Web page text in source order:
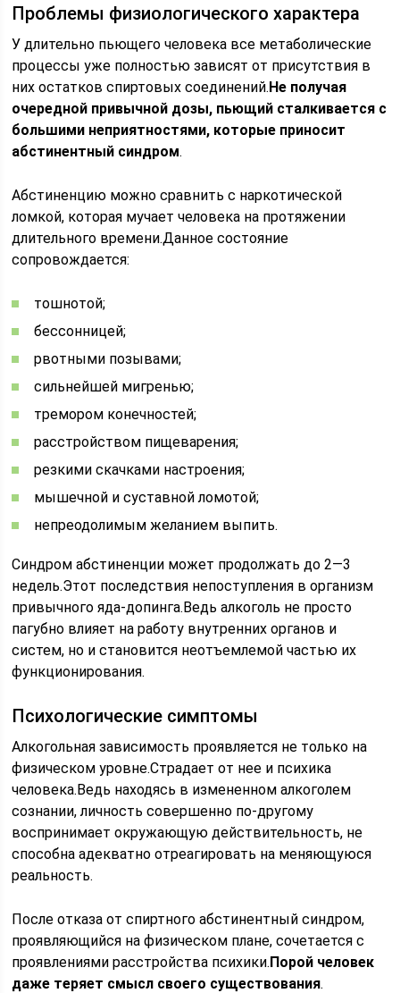
Проблемы физиологического характера
У длительно пьющего человека все метаболические
процессы уже полностью зависят от присутствия в
них остатков спиртовых соединений.Не получая
очередной привычной дозы, пьющий сталкивается с
большими неприятностями, которые приносит
абстинентный синдром.
Абстиненцию можно сравнить с наркотической
ломкой, которая мучает человека на протяжении
длительного времени.Данное состояние
сопровождается:
тошнотой;
бессонницей;
рвотными позывами;
сильнейшей мигренью;
тремором конечностей;
расстройством пищеварения;
резкими скачками настроения;
мышечной и суставной ломотой;
непреодолимым желанием выпить.
Синдром абстиненции может продолжать до 2—3
недель.Этот последствия непоступления в организм
привычного яда-допинга.Ведь алкоголь не просто
пагубно влияет на работу внутренних органов и
систем, но и становится неотъемлемой частью их
функционирования.
Психологические симптомы
Алкогольная зависимость проявляется не только на
физическом уровне.Страдает от нее и психика
человека.Ведь находясь в измененном алкоголем
сознании, личность совершенно по-другому
воспринимает окружающую действительность, не
способна адекватно отреагировать на меняющуюся
реальность.
После отказа от спиртного абстинентный синдром,
проявляющийся на физическом плане, сочетается с
проявлениями расстройства психики.Порой человек
даже теряет смысл своего существования.